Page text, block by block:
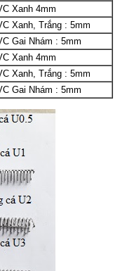
Xanh 4mm
Xanh, Trắng : 5mm
Gai Nhám : 5mm
Xanh 4mm
Xanh, Trắng : 5mm
Gai Nhám : 5mm